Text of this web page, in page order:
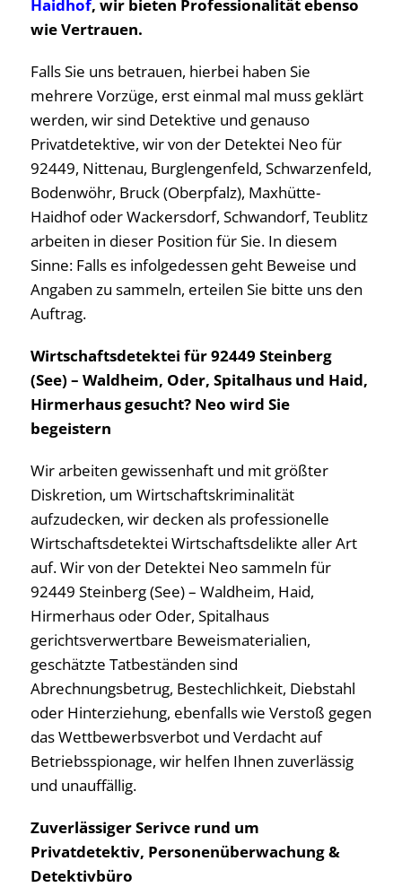
Haidhof, wir bieten Professionalität ebenso
wie Vertrauen.
Falls Sie uns betrauen, hierbei haben Sie
mehrere Vorzüge, erst einmal mal muss geklärt
werden, wir sind Detektive und genauso
Privatdetektive, wir von der Detektei Neo für
92449, Nittenau, Burglengenfeld, Schwarzenfeld,
Bodenwöhr, Bruck (Oberpfalz), Maxhütte-
Haidhof oder Wackersdorf, Schwandorf, Teublitz
arbeiten in dieser Position für Sie. In diesem
Sinne: Falls es infolgedessen geht Beweise und
Angaben zu sammeln, erteilen Sie bitte uns den
Auftrag.
Wirtschaftsdetektei für 92449 Steinberg
(See) – Waldheim, Oder, Spitalhaus und Haid,
Hirmerhaus gesucht? Neo wird Sie
begeistern
Wir arbeiten gewissenhaft und mit größter
Diskretion, um Wirtschaftskriminalität
aufzudecken, wir decken als professionelle
Wirtschaftsdetektei Wirtschaftsdelikte aller Art
auf. Wir von der Detektei Neo sammeln für
92449 Steinberg (See) – Waldheim, Haid,
Hirmerhaus oder Oder, Spitalhaus
gerichtsverwertbare Beweismaterialien,
geschätzte Tatbeständen sind
Abrechnungsbetrug, Bestechlichkeit, Diebstahl
oder Hinterziehung, ebenfalls wie Verstoß gegen
das Wettbewerbsverbot und Verdacht auf
Betriebsspionage, wir helfen Ihnen zuverlässig
und unauffällig.
Zuverlässiger Serivce rund um
Privatdetektiv, Personenüberwachung &
Detektivbüro